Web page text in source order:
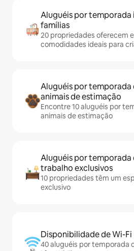
Aluguéis por temporada
famílias
20 propriedades oferecem
comodidades ideais para
Aluguéis por temporada
animais de estimação
Encontre 10 aluguéis por
animais de estimação
Aluguéis por temporada
trabalho exclusivos
10 propriedades têm um
exclusivo
Disponibilidade de Wi-Fi
40 aluguéis por temporada